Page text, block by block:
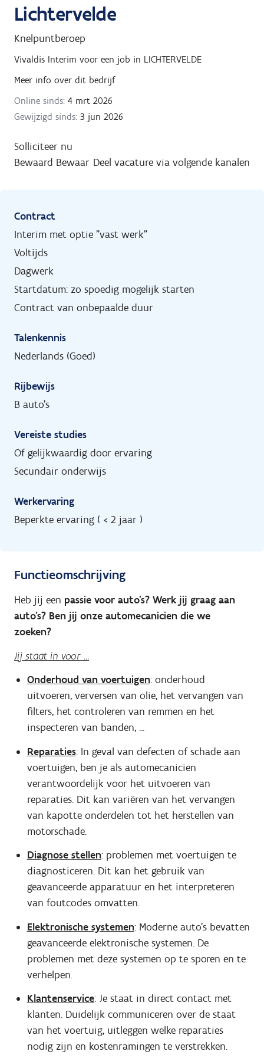
Lichtervelde
Knelpuntberoep
Vivaldis Interim voor een job in LICHTERVELDE
Meer info over dit bedrijf
Online sinds: 4 mrt 2026
Gewijzigd sinds: 3 jun 2026
Solliciteer nu
Bewaard Bewaar Deel vacature via volgende kanalen
Contract
Interim met optie "vast werk"
Voltijds
Dagwerk
Startdatum: zo spoedig mogelijk starten
Contract van onbepaalde duur
Talenkennis
Nederlands (Goed)
Rijbewijs
B auto's
Vereiste studies
Of gelijkwaardig door ervaring
Secundair onderwijs
Werkervaring
Beperkte ervaring ( < 2 jaar )
Functieomschrijving
Heb jij een passie voor auto's? Werk jij graag aan
auto's? Ben jij onze automecanicien die we
zoeken?
Jij staat in voor ...
Onderhoud van voertuigen: onderhoud
uitvoeren, verversen van olie, het vervangen van
filters, het controleren van remmen en het
inspecteren van banden, ...
Reparaties:In geval van defecten of schade aan
voertuigen, ben je als automecanicien
verantwoordelijk voor het uitvoeren van
reparaties. Dit kan variëren van het vervangen
van kapotte onderdelen tot het herstellen van
motorschade.
Diagnose stellen:problemen met voertuigen te
diagnosticeren. Dit kan het gebruik van
geavanceerde apparatuur en het interpreteren
van foutcodes omvatten.
Elektronische systemen:Moderne auto's bevatten
geavanceerde elektronische systemen. De
problemen met deze systemen op te sporen en te
verhelpen.
Klantenservice:Je staat in direct contact met
klanten. Duidelijk communiceren over de staat
van het voertuig, uitleggen welke reparaties
nodig zijn en kostenramingen te verstrekken.